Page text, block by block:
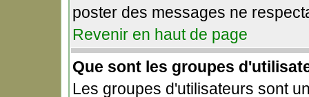
poster des messages ne
Revenir en haut de page
Que sont les groupes
Les groupes d'utilisateurs sont